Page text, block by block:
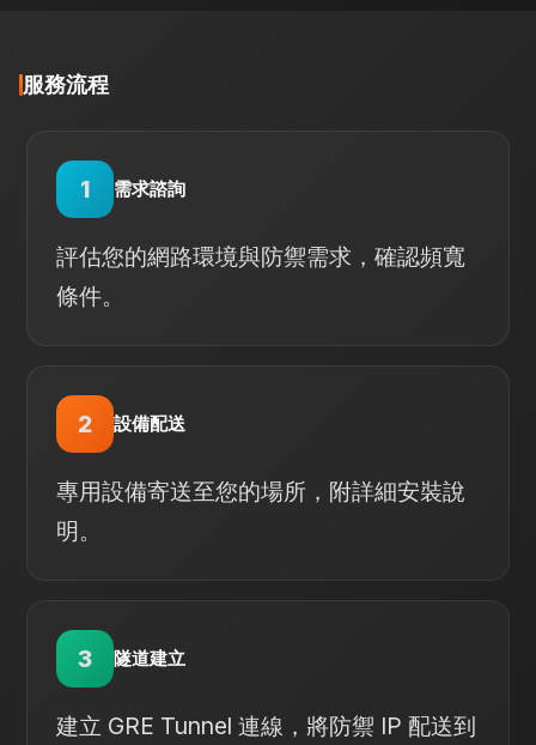
服務流程
1 需求諮詢
評估您的網路環境與防禦需求，確認頻寬
條件。
2 設備配送
專用設備寄送至您的場所，附詳細安裝說
明。
3 隧道建立
建立 GRE Tunnel 連線，將防禦 IP 配送到